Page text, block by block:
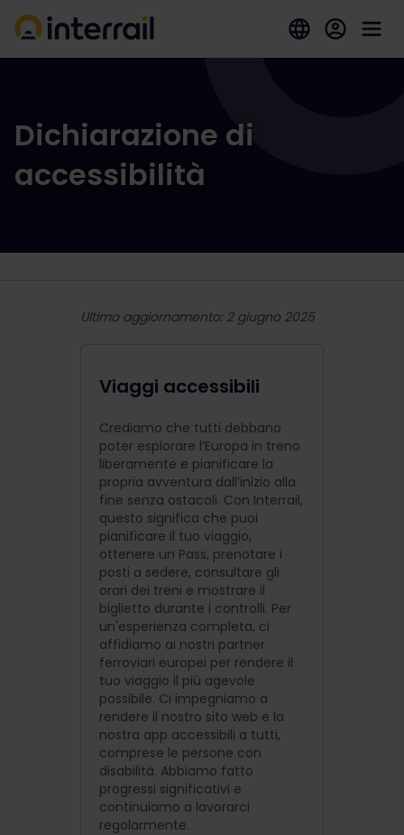
Dichiarazione di
accessibilità
Ultimo aggiornamento: 2 giugno 2025
Viaggi accessibili
Crediamo che tutti debbano
poter esplorare l’Europa in treno
liberamente e pianificare la
propria avventura dall’inizio alla
fine senza ostacoli. Con Interrail,
questo significa che puoi
pianificare il tuo viaggio,
ottenere un Pass, prenotare i
posti a sedere, consultare gli
orari dei treni e mostrare il
biglietto durante i controlli. Per
un'esperienza completa, ci
affidiamo ai nostri partner
ferroviari europei per rendere il
tuo viaggio il più agevole
possibile. Ci impegniamo a
rendere il nostro sito web e la
nostra app accessibili a tutti,
comprese le persone con
disabilità. Abbiamo fatto
progressi significativi e
continuiamo a lavorarci
regolarmente.